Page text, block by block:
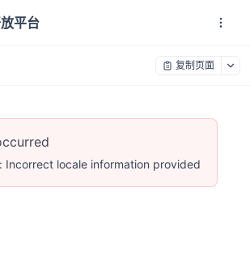
平台
复制页面
Incorrect locale information provided